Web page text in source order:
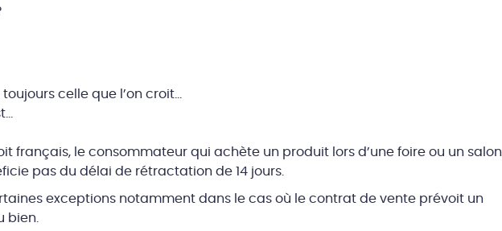
toujours celle que l’on croit…
français, le consommateur qui achète un produit lors d’une foire ou un salon
pas du délai de rétractation de 14 jours.
exceptions notamment dans le cas où le contrat de vente prévoit un
bien.